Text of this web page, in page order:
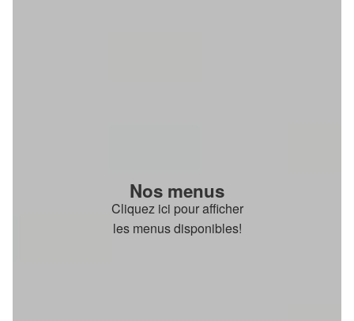
Nos menus
Cliquez ici pour afficher
les menus disponibles!